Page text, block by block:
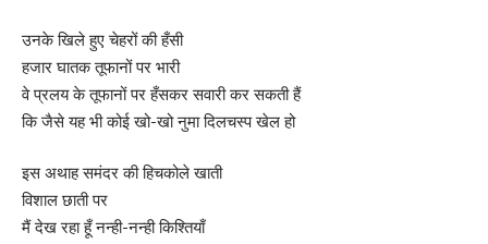
उनके खिले हुए चेहरों की हँसी
हजार घातक तूफानों पर भारी
वे प्रलय के तूफानों पर हँसकर सवारी कर सकती हैं
कि जैसे यह भी कोई खो-खो नुमा दिलचस्प खेल हो
इस अथाह समंदर की हिचकोले खाती
विशाल छाती पर
मैं देख रहा हूँ नन्ही-नन्ही किश्तियाँ